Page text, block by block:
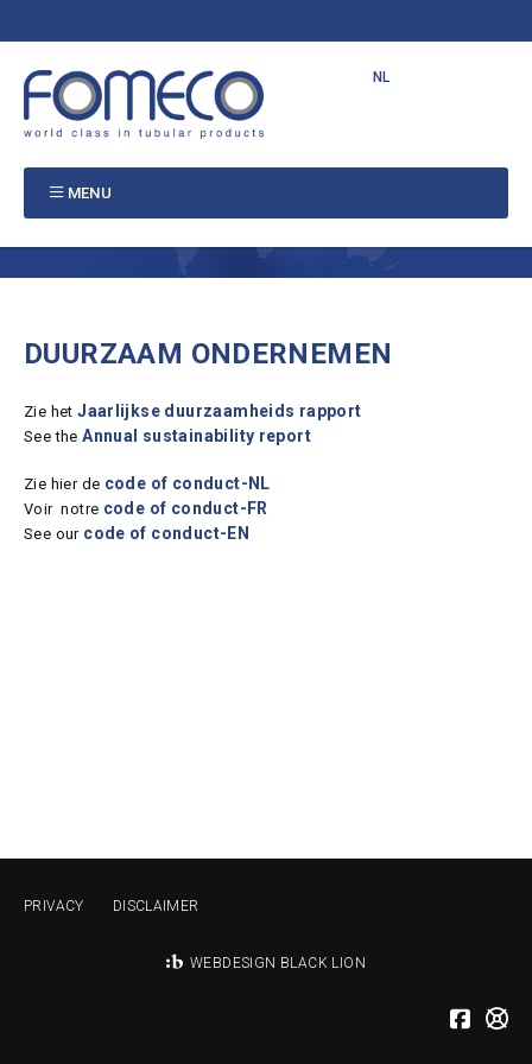
NL
MENU
DUURZAAM ONDERNEMEN
Zie hetJaarlijkse duurzaamheids rapport
See theAnnual sustainability report
Zie hier de code of conduct-NL
Voir notre code of conduct-FR
See our code of conduct-EN
PRIVACY DISCLAIMER
WEBDESIGN BLACK LION